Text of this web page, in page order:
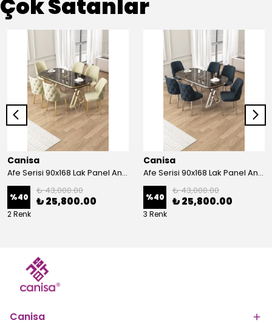
Çok Satanlar
Canisa
Afe Serisi 90x168 Lak Panel Antrasit İroni Masa ve 6 Sandalye Gold Kaplama Ayak
%40
₺ 43,000.00
₺ 25,800.00
2 Renk
Canisa
Afe Serisi 90x168 Lak Panel Antrasit İroni Masa ve 6 Sandalye Krom Kaplama Ayak
%40
₺ 43,000.00
₺ 25,800.00
3 Renk
Canisa